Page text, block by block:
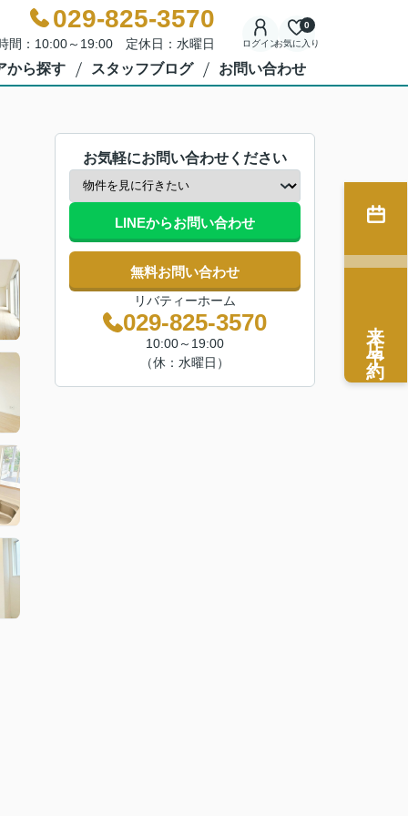
029-825-3570
間：10:00～19:00 定休日：水曜日 ログインお気に入り
0
から探す スタッフブログ お問い合わせ
お気軽にお問い合わせください
LINEからお問い合わせ
無料お問い合わせ
リバティーホーム
029-825-3570
10:00～19:00
（休：水曜日）
来店予約